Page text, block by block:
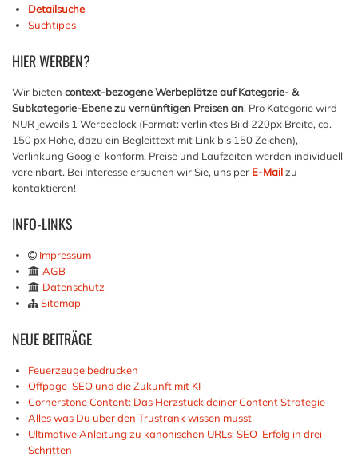
Detailsuche
Suchtipps
HIERWERBEN?
Wir bieten context-bezogene Werbeplätze auf Kategorie- &
Subkategorie-Ebene zu vernünftigen Preisen an. Pro Kategorie wird
NUR jeweils 1 Werbeblock (Format: verlinktes Bild 220px Breite, ca.
150 px Höhe, dazu ein Begleittext mit Link bis 150 Zeichen),
Verlinkung Google-konform, Preise und Laufzeiten werden individuell
vereinbart. Bei Interesse ersuchen wir Sie, uns per E-Mailzu
kontaktieren!
INFO-LINKS
Impressum
AGB
Datenschutz
Sitemap
NEUEBEITRÄGE
Feuerzeuge bedrucken
Offpage-SEO und die Zukunft mit KI
Cornerstone Content: Das Herzstück deiner Content Strategie
Alles was Du über den Trustrank wissen musst
Ultimative Anleitung zu kanonischen URLs: SEO-Erfolg in drei
Schritten